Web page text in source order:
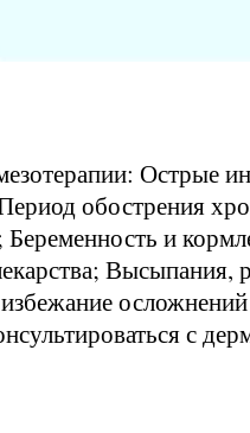
Острые
обострения
Беременность и
Высыпания,
с